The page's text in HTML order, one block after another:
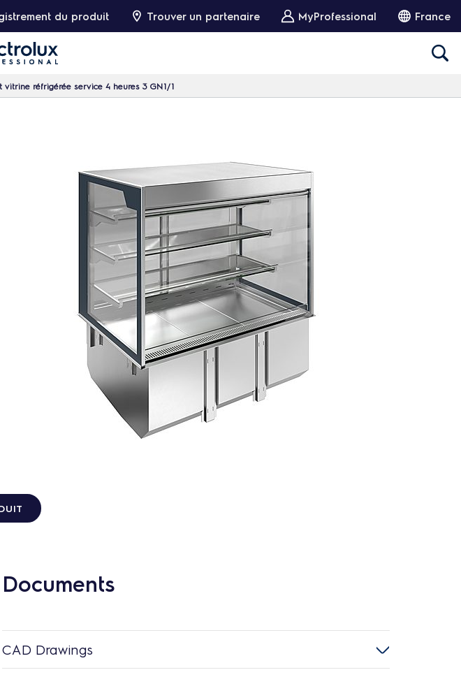
du produit Trouver un partenaire MyProfessional France
réfrigérée service 4 heures 3 GN1/1
Documents
CAD Drawings